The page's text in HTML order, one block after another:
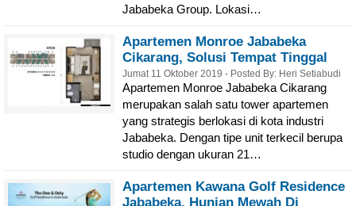
Jababeka Group. Lokasi…
Apartemen Monroe Jababeka
Cikarang, Solusi Tempat Tinggal
Nyaman Untuk Mahasiswa
President University
Jumat 11 Oktober 2019 - Posted By: Heri Setiabudi
Apartemen Monroe Jababeka Cikarang
merupakan salah satu tower apartemen
yang strategis berlokasi di kota industri
Jababeka. Dengan tipe unit terkecil berupa
studio dengan ukuran 21…
Apartemen Kawana Golf Residence
Jababeka, Hunian Mewah Di